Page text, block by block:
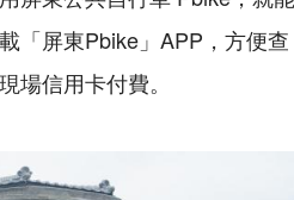
「屏東Pbike」APP，方便查
信用卡付費。